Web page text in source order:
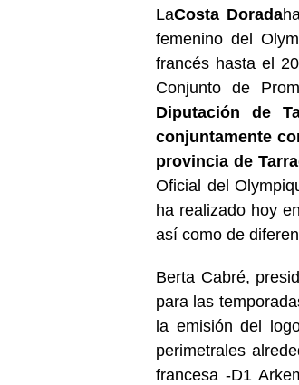
LaCosta Dorada
femenino del
francés hasta el
Conjunto de
Diputación de
conjuntamente
provincia de
Oficial del
ha realizado hoy
así como de
Berta Cabré,
para las
la emisión del
perimetrales
francesa -D1